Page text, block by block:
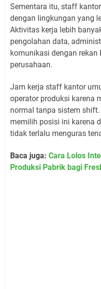
Sementara itu, staff
dengan lingkungan yang
Aktivitas kerja lebih
pengolahan data,
komunikasi dengan
perusahaan.
Jam kerja staff kantor
operator produksi karena
normal tanpa sistem
memilih posisi ini karena
tidak terlalu menguras
Baca juga: Cara Lolos
Produksi Pabrik bagi